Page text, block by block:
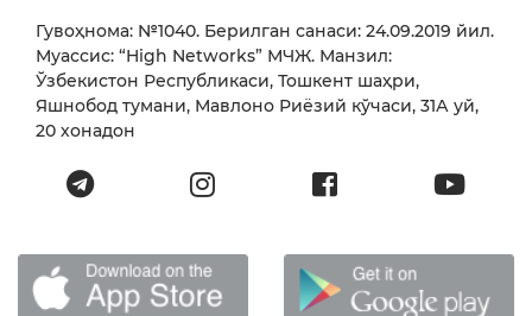
Гувоҳнома: №1040. Берилган санаси: 24.09.2019 йил.
Муассис: “High Networks” МЧЖ. Манзил:
Ўзбекистон Республикаси, Тошкент шаҳри,
Яшнобод тумани, Мавлоно Риёзий кўчаси, 31А уй,
20 хонадон